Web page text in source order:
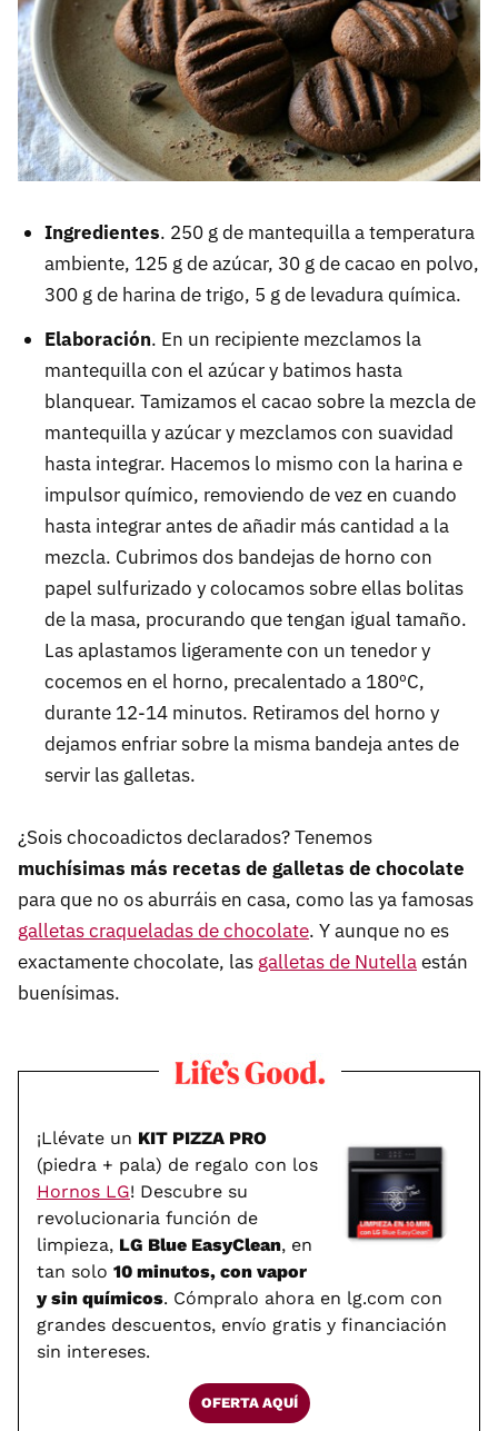
Ingredientes. 250 g de mantequilla a temperatura
ambiente, 125 g de azúcar, 30 g de cacao en polvo,
300 g de harina de trigo, 5 g de levadura química.
Elaboración. En un recipiente mezclamos la
mantequilla con el azúcar y batimos hasta
blanquear. Tamizamos el cacao sobre la mezcla de
mantequilla y azúcar y mezclamos con suavidad
hasta integrar. Hacemos lo mismo con la harina e
impulsor químico, removiendo de vez en cuando
hasta integrar antes de añadir más cantidad a la
mezcla. Cubrimos dos bandejas de horno con
papel sulfurizado y colocamos sobre ellas bolitas
de la masa, procurando que tengan igual tamaño.
Las aplastamos ligeramente con un tenedor y
cocemos en el horno, precalentado a 180ºC,
durante 12-14 minutos. Retiramos del horno y
dejamos enfriar sobre la misma bandeja antes de
servir las galletas.
¿Sois chocoadictos declarados? Tenemos
muchísimas más recetas de galletas de chocolate
para que no os aburráis en casa, como las ya famosas
galletas craqueladas de chocolate. Y aunque no es
exactamente chocolate, las galletas de Nutellaestán
buenísimas.
¡Llévate un KIT PIZZA PRO
(piedra + pala) de regalo con los
Hornos LG! Descubre su
revolucionaria función de
limpieza, LG Blue EasyClean, en
tan solo 10 minutos, con vapor
y sin químicos. Cómpralo ahora en lg.com con
grandes descuentos, envío gratis y financiación
sin intereses.
OFERTA AQUÍ